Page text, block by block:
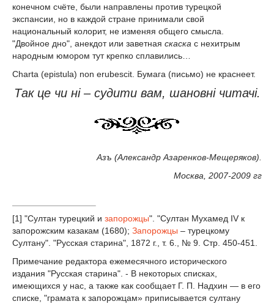
конечном счёте, были направлены против турецкой
экспансии, но в каждой стране принимали свой
национальный колорит, не изменяя общего смысла.
"Двойное дно", анекдот или заветная скаска с нехитрым
народным юмором тут крепко сплавились…
Charta (epistula) non erubescit. Бумага (письмо) не краснеет.
Так це чи нi – судити вам, шановнi читачi.
Азъ (Александр Азаренков-Мещеряков).
Москва, 2007-2009 гг
[1] "Султан турецкий и запорожцы". "Султан Мухамед IV к
запорожским казакам (1680); Запорожцы – турецкому
Султану". "Русская старина", 1872 г., т. 6., № 9. Стр. 450-451.
Примечание редактора ежемесячного исторического
издания "Русская старина". - В некоторых списках,
имеющихся у нас, а также как сообщает Г. П. Надхин — в его
списке, "грамата к запорожцам» приписывается султану